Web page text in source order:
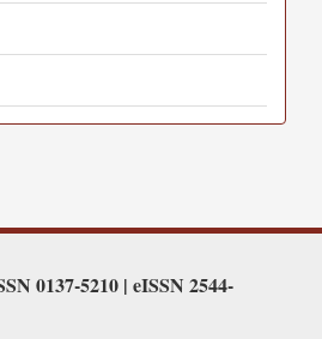
0137-5210 | eISSN 2544-